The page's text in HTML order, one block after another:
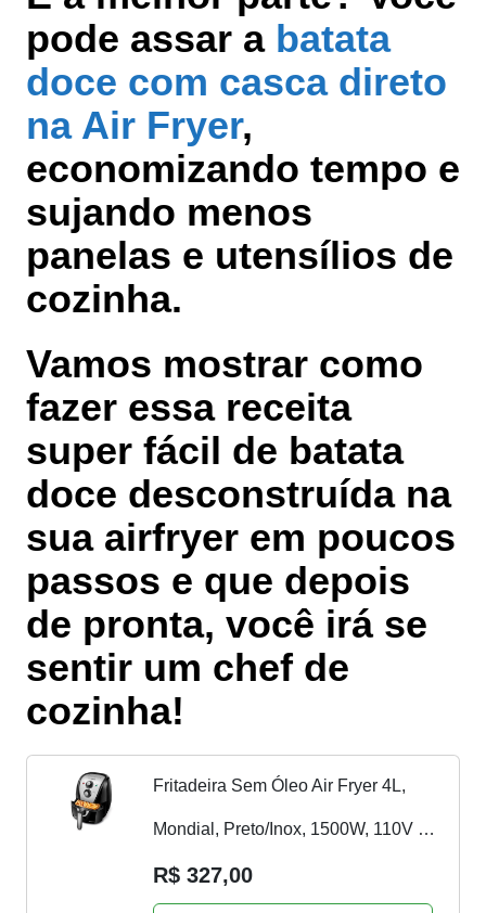
pode assar a batata
doce com casca direto
na Air Fryer,
economizando tempo e
sujando menos
panelas e utensílios de
cozinha.
Vamos mostrar como
fazer essa receita
super fácil de batata
doce desconstruída na
sua airfryer em poucos
passos e que depois
de pronta, você irá se
sentir um chef de
cozinha!
Fritadeira Sem Óleo Air Fryer 4L,
Mondial, Preto/Inox, 1500W, 110V -
AFN-40-BI
R$ 327,00